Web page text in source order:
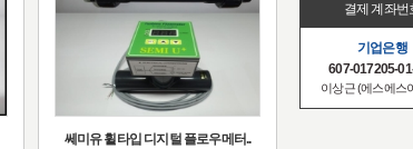
쎄미유 휠타입 디지털 플로우메터..
결제 계좌번
기업은행
607-017205-
이상근 (에스에스